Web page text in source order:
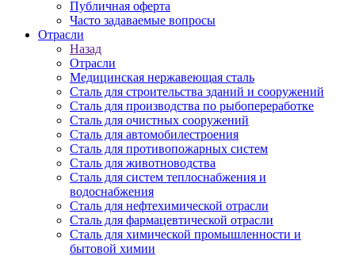
Публичная оферта
Часто задаваемые вопросы
Отрасли
Назад
Отрасли
Медицинcкая нержавеющая сталь
Сталь для строительства зданий и сооружений
Сталь для производства по рыбопереработке
Сталь для очистных сооружений
Сталь для автомобилестроения
Сталь для противопожарных систем
Сталь для животноводства
Сталь для систем теплоснабжения и
водоснабжения
Сталь для нефтехимической отрасли
Сталь для фармацевтической отрасли
Сталь для химической промышленности и
бытовой химии